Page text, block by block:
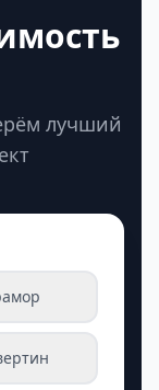
лучший